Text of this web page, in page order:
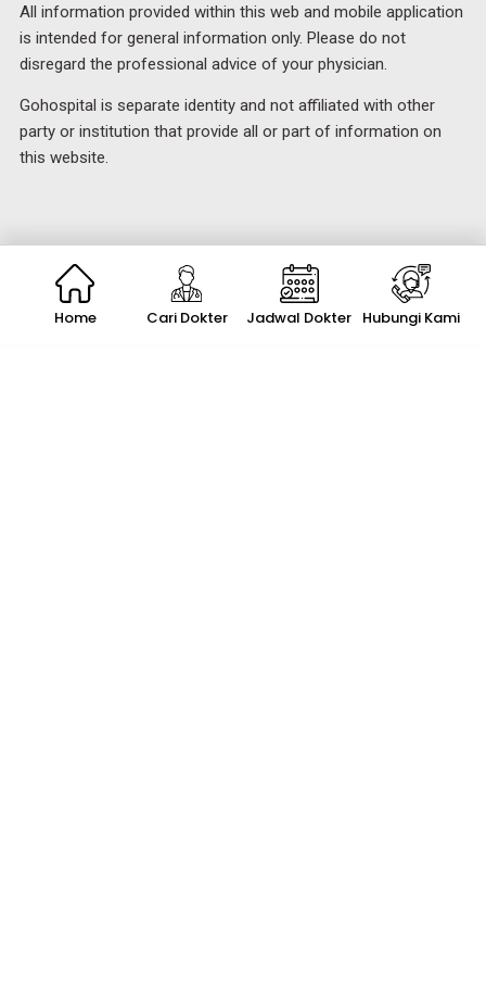
All information provided within this web and mobile application
is intended for general information only. Please do not
disregard the professional advice of your physician.
Gohospital is separate identity and not affiliated with other
party or institution that provide all or part of information on
this website.
Home Cari Dokter Jadwal Dokter Hubungi Kami